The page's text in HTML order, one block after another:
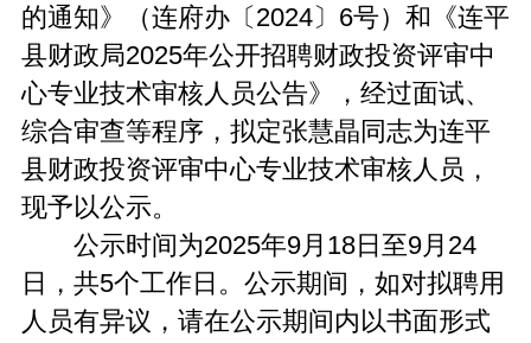
的通知》（连府办〔2024〕6号）和《连平
县财政局2025年公开招聘财政投资评审中
心专业技术审核人员公告》，经过面试、
综合审查等程序，拟定张慧晶同志为连平
县财政投资评审中心专业技术审核人员，
现予以公示。
公示时间为2025年9月18日至9月24
日，共5个工作日。公示期间，如对拟聘用
人员有异议，请在公示期间内以书面形式